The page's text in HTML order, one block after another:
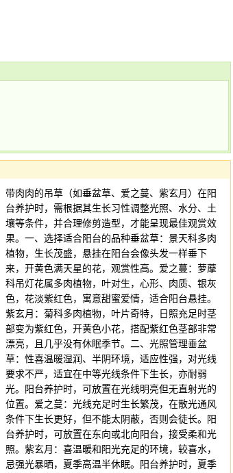
带肉肉的吊草（如垂盆草、爱之蔓、紫玄月）在阳
台养护时，需根据其生长习性调整光照、水分、土
壤等条件，并合理修剪造型，才能呈现最佳观赏效
果。一、选择适合阳台的品种垂盆草：景天科多肉
植物，生长茂盛，悬挂在阳台会像头发一样垂下
来，开黄色满天星的花，观赏性高。爱之蔓：萝藦
科吊灯花属多肉植物，叶对生，心形、肉质、银灰
色，花淡紫红色，寓意甜蜜爱情，适合阳台悬挂。
紫玄月：菊科多肉植物，叶片奇特，日照充足时茎
部变为紫红色，开黄色小花，搭配紫红色茎部非常
漂亮，且几乎没有休眠季节。二、光照管理垂盆
草：性喜温暖湿润、半阴环境，适应性强，对光线
要求不严，适宜在中等光线条件下生长，亦耐弱
光。阳台养护时，可放置在光线明亮但无直射光的
位置。爱之蔓：光线充足时生长繁茂，在散光通风
条件下生长更好，但不能太阴蔽，否则会徒长。阳
台养护时，可放置在东向或北向阳台，接受柔和光
照。紫玄月：喜温暖和阳光充足的环境，较喜水，
忌强光暴晒，夏季高温半休眠。阳台养护时，夏季